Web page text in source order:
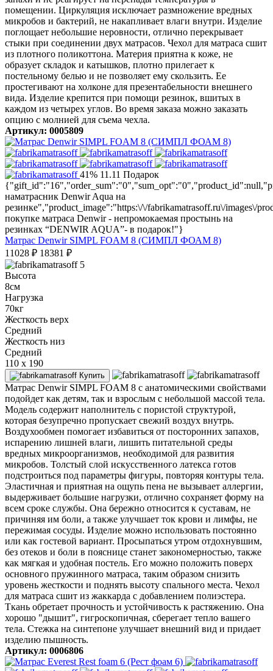
помещении. Циркуляция исключает размножение вредных
микробов и бактерий, не накапливает влаги внутри. Изделие
поглощает небольшие неровности, отлично перекрывает
стыки при соединении двух матрасов. Чехол для матраса сшит
из плотного поликоттона. Материя приятна к коже, не
образует складок и катышков, плотно прилегает к
постельному белью и не позволяет ему скользить. Ее
простегивают на холконе для презентабельности внешнего
вида. Изделие крепится при помощи резинок, вшитых в
каждом из четырех углов. Во время заказа можно заказать
опцию с молнией для съема чехла.
Артикул: 0005809
41% 11.11 Подарок
наматрасник Denwir Aqua на
резинке","product_image":"https:\/\/fabrikamatrasoff.ru\/images\/
покупке матраса Denwir - непромокаемая простынь на
резинках “DENWIR AQUA”- в подарок!"}
Матрас Denwir SIMPL FOAM 8 (СИМПЛ ФОАМ 8)
11028 ₽ 18381 ₽
5
Высота
8см
Нагрузка
70кг
Жесткость верх
Средний
Жесткость низ
Средний
110 x 190
Купить
Матрас Denwir SIMPL FOAM 8 с анатомическими свойствами
подойдет как детям, так и взрослым с небольшой массой тела.
Модель содержит наполнитель с пористой структурой,
которая безупречно пропускает свежий воздух внутрь.
Воздухообмен помогает избавиться от посторонних запахов,
испарению лишней влаги, лишить питательной среды
вредных микроорганизмов, необходимой для развития
микробов. Толстый слой искусственного латекса готов
подстроиться под параметры фигуры, повторяя контуры тела.
Эластичная и приятная на ощупь пена не вызывает аллергии,
выдерживает большие нагрузки, отлично сохраняет форму на
всем сроке службы. Она бережно относится к суставам, не
причиняя им боли, а также улучшает ток крови и лимфы, не
пережимая сосуды. Изделие можно использовать постоянно
или как гостевой вариант. Просыпаться утром отдохнувшим,
без отеков и боли в пояснице станет закономерностью, также
как мягкая и удобная постель. Его можно положить поверх
основного пружинного матраса, таким образом снизить
уровень жесткости и поднять высоту спального места. Чехол
для матраса сшит из жаккарда с добавлением полиэстера.
Ткань обретает прочность и устойчивость к растяжению. Она
хорошо "дышит", гигроскопичная, сберегает тепло вашего
тела. Стежка на синтепоне улучшает внешний вид и придает
изделию пышность.
Артикул: 0006806